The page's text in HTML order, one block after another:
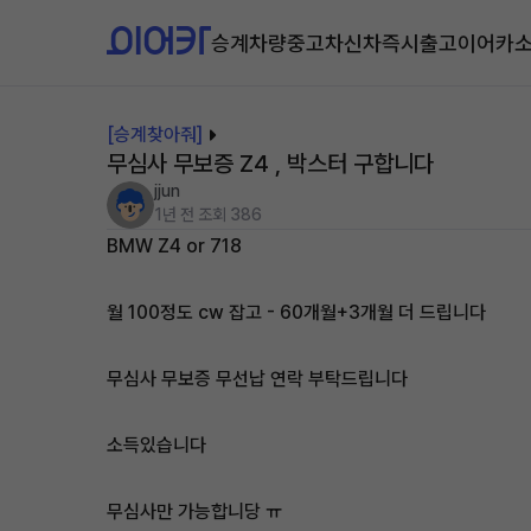
승계차량중고차신차즉시출고이어카
[승계찾아줘]
무심사 무보증 Z4 , 박스터 구합니다
jjun
1년 전 조회 386
BMW Z4 or 718
월 100정도 cw 잡고 - 60개월+3개월 더 드립니다
무심사 무보증 무선납 연락 부탁드립니다
소득있습니다
무심사만 가능합니당 ㅠ